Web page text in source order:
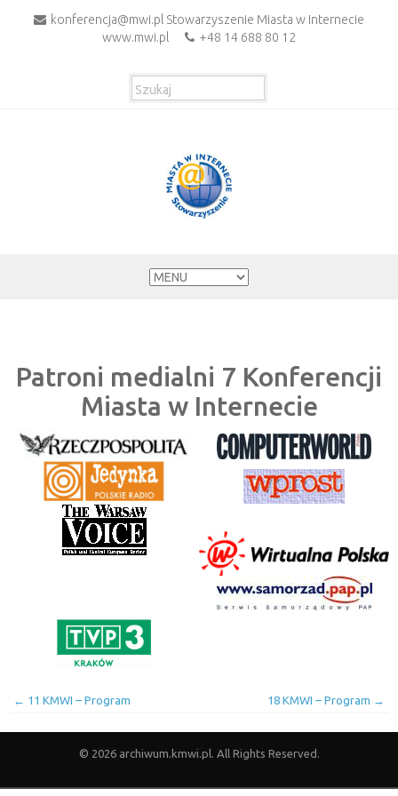
konferencja@mwi.pl Stowarzyszenie Miasta w Internecie
www.mwi.pl
+48 14 688 80 12
Patroni medialni 7 Konferencji
Miasta w Internecie
← 11 KMWI – Program 18 KMWI – Program →
© 2026 archiwum.kmwi.pl. All Rights Reserved.
Strona główna 1 KMWI 10 KMWI 11 KMWI 12 KMWI 13 KMWI